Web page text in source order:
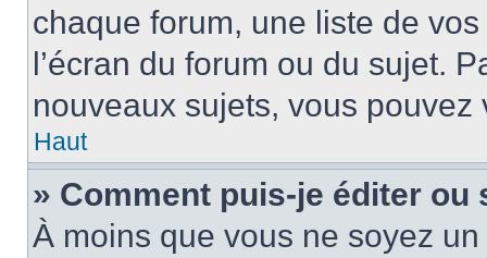
chaque forum, une liste de
l’écran du forum ou du sujet.
nouveaux sujets, vous
Haut
» Comment puis-je éditer
À moins que vous ne soyez